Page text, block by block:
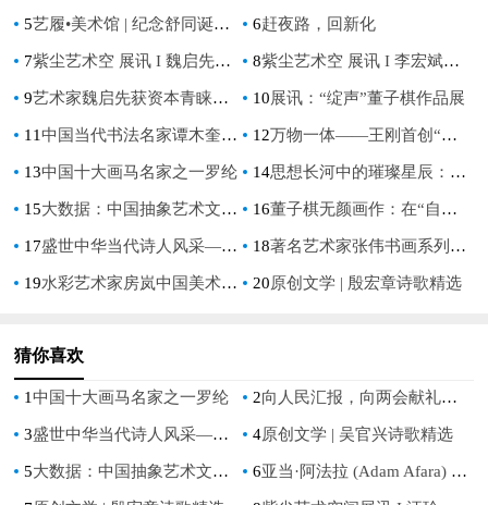
5艺履•美术馆 | 纪念舒同诞辰120周年书法特展（上） 6赶夜路，回新化
7紫尘艺术空 展讯 I 魏启先个展【溯·构】 8紫尘艺术空 展讯 I 李宏斌作品展【游心造境】
9艺术家魏启先获资本青睐，成功获得5万美金艺术创作基金支持！ 10展讯：“绽声”董子棋作品展
11中国当代书法名家谭木奎——艺术名家重点推荐 12万物一体——王刚首创“宇宙生态艺术”访谈录
13中国十大画马名家之一罗纶 14思想长河中的璀璨星辰：十位哲学巨匠
15大数据：中国抽象艺术文化第一人 16董子棋无颜画作：在“自我”与“他者”中追求“自足”
17盛世中华当代诗人风采——马敬原作品赏析 18著名艺术家张伟书画系列作品欣赏——2023艺术名家推荐
19水彩艺术家房岚中国美术通史篇章 20原创文学 | 殷宏章诗歌精选
猜你喜欢
1中国十大画马名家之一罗纶 2向人民汇报，向两会献礼—【德艺双馨艺术名家】黄吴怀
3盛世中华当代诗人风采——马敬原作品赏析 4原创文学 | 吴官兴诗歌精选
5大数据：中国抽象艺术文化第一人 6亚当·阿法拉 (Adam Afara) 获评为世界100 大活动策划师和设计师之一